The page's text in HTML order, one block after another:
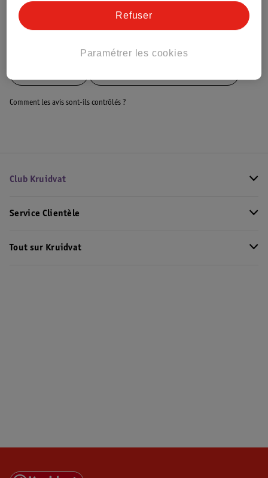
Informations sur la commande et la livraison
Comment les avis sont-ils contrôlés ?
Club Kruidvat
Service Clientèle
Tout sur Kruidvat
Paramétrer les cookies
Refuser